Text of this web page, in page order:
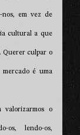
nos, em vez de
cultural a que
Querer culpar o
é uma
valorizarmos o
os, lendo-os,